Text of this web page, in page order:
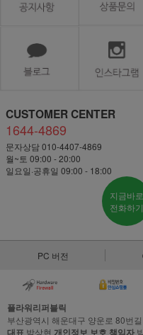
CUSTOMER CENTER
1644-4869
문자상담 010-4407-4869
월~토 09:00 - 20:00
일요일·공휴일 09:00 - 18:00
지금바로
전화하기
PC 버전
플라워리퍼블릭
부산광역시 해운대구 양운로 80번
대표 박상현 개인정보 보호 책임자